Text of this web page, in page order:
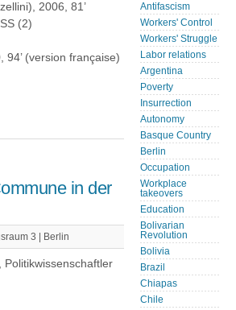
2006, 81’
(2)
94’ (version française)
in der
3 | Berlin
Politikwissenschaftler
Antifascism
Workers' Control
Workers' Struggle
Labor relations
Argentina
Poverty
Insurrection
Autonomy
Basque Country
Berlin
Occupation
Workplace
takeovers
Education
Bolivarian
Revolution
Bolivia
Brazil
Chiapas
Chile